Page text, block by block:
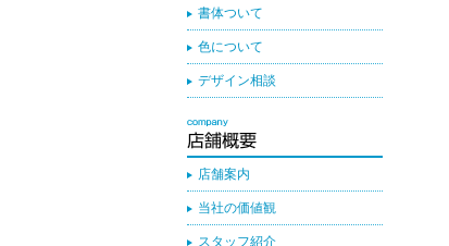
書体ついて
色について
デザイン相談
店舗案内
当社の価値観
スタッフ紹介